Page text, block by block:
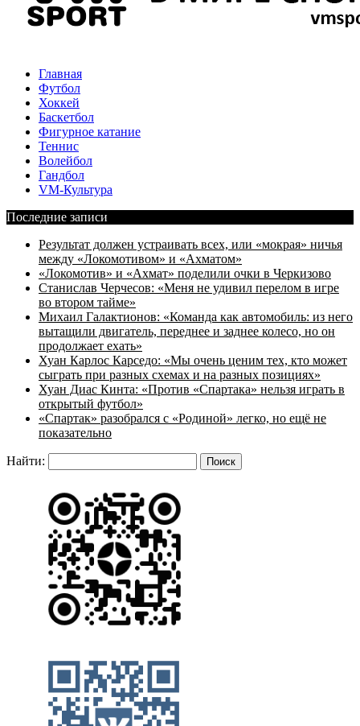
Главная
Футбол
Хоккей
Баскетбол
Фигурное катание
Теннис
Волейбол
Гандбол
VM-Культура
Последние записи
Результат должен устраивать всех, или «мокрая» ничья
между «Локомотивом» и «Ахматом»
«Локомотив» и «Ахмат» поделили очки в Черкизово
Станислав Черчесов: «Меня не удивил перелом в игре
во втором тайме»
Михаил Галактионов: «Команда как автомобиль: из него
вытащили двигатель, переднее и заднее колесо, но он
продолжает ехать»
Хуан Карлос Карседо: «Мы очень ценим тех, кто может
сыграть при разных схемах и на разных позициях»
Хуан Диас Кинта: «Против «Спартака» нельзя играть в
открытый футбол»
«Спартак» разобрался с «Родиной» легко, но ещё не
показательно
Найти: